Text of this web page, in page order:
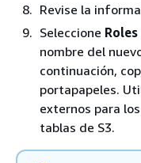
Revise la
Seleccione Roles
nombre del
continuación,
portapapeles.
externos para
tablas de S3.